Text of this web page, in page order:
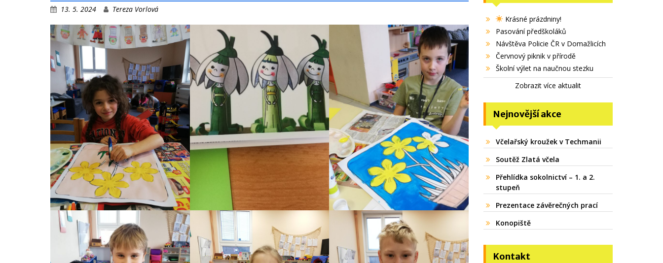
13. 5. 2024 Tereza Vorlová
Krásné prázdniny!
Pasování předškoláků
Návštěva Policie ČR v Domažlicích
Červnový piknik v přírodě
Školní výlet na naučnou stezku
Zobrazit více aktualit
Nejnovější akce
Včelařský kroužek v Techmanii
Soutěž Zlatá včela
Přehlídka sokolnictví – 1. a 2.
stupeň
Prezentace závěrečných prací
Konopiště
Kontakt